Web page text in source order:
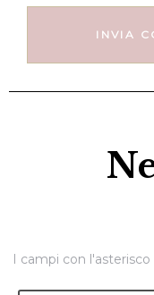
I campi con l'asterisco